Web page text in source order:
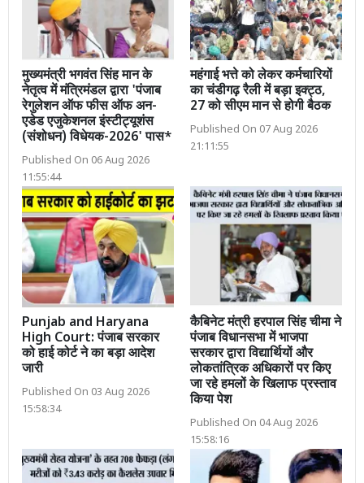
मुख्यमंत्री भगवंत सिंह मान के
नेतृत्व में मंत्रिमंडल द्वारा 'पंजाब
रेगुलेशन ऑफ फीस ऑफ अन-
एडेड एजुकेशनल इंस्टीट्यूशंस
(संशोधन) विधेयक-2026' पास*
Published On 06 Aug 2026
11:55:44
महंगाई भत्ते को लेकर कर्मचारियों
का चंडीगढ़ रैली में बड़ा इक्ट्ठ,
27 को सीएम मान से होगी बैठक
Published On 07 Aug 2026
21:11:55
Punjab and Haryana
High Court: पंजाब सरकार
को हाई कोर्ट ने का बड़ा आदेश
जारी
Published On 03 Aug 2026
15:58:34
कैबिनेट मंत्री हरपाल सिंह चीमा ने
पंजाब विधानसभा में भाजपा
सरकार द्वारा विद्यार्थियों और
लोकतांत्रिक अधिकारों पर किए
जा रहे हमलों के खिलाफ प्रस्ताव
किया पेश
Published On 04 Aug 2026
15:58:16